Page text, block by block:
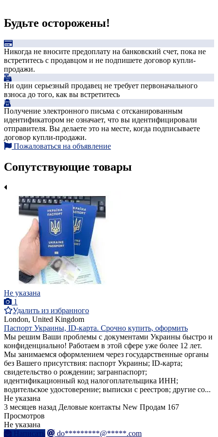
Будьте осторожены!
Никогда не вносите предоплату на банковский счет, пока не
встретитесь с продавцом и не подпишете договор купли-
продажи.
Ни один серьезный продавец не требует первоначального
взноса до того, как вы встретитесь
Получение электронного письма с отсканированным
идентификатором не означает, что вы идентифицировали
отправителя. Вы делаете это на месте, когда подписываете
договор купли-продажи.
Пожаловаться на объявление
Сопутствующие товары
Не указана
1
Удалить из избранного
London, United Kingdom
Паспорт Украины, ID-карта. Срочно купить, оформить
Мы решим Ваши проблемы с документами Украины быстро и
конфиденциально! Работаем в этой сфере уже более 12 лет.
Мы занимаемся оформлением через государственные органы
без Вашего присутствия: паспорт Украины; ID-карта;
свидетельство о рождении; загранпаспорт;
идентификационный код налогоплательщика ИНН;
водительское удостоверение; выписки с реестров; другие со...
Не указана
3 месяцев назад Деловые контакты New Продам 167
Просмотров
Не указана
Написать
do*********@*****.com